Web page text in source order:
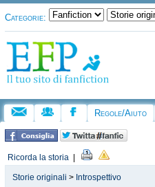
Categorie:
Regole/Aiuto
Ricorda la storia
Storie originali > Introspettivo